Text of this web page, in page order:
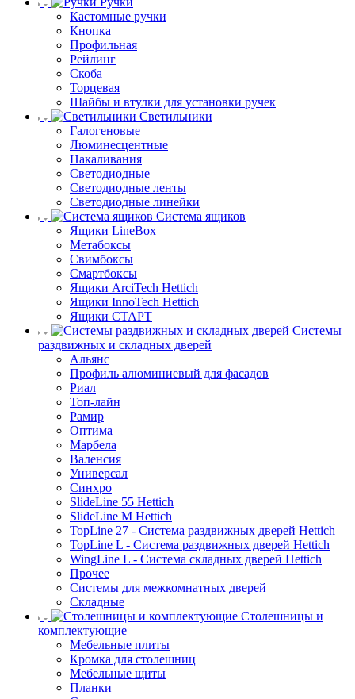
Кастомные ручки
Кнопка
Профильная
Рейлинг
Скоба
Торцевая
Шайбы и втулки для установки ручек
Светильники
Галогеновые
Люминесцентные
Накаливания
Светодиодные
Светодиодные ленты
Светодиодные линейки
Система ящиков
Ящики LineBox
Метабоксы
Свимбоксы
Смартбоксы
Ящики ArciTech Hettich
Ящики InnoTech Hettich
Ящики СТАРТ
Системы
раздвижных и складных дверей
Альянс
Профиль алюминиевый для фасадов
Риал
Топ-лайн
Рамир
Оптима
Марбела
Валенсия
Универсал
Синхро
SlideLine 55 Hettich
SlideLine M Hettich
TopLine 27 - Система раздвижных дверей Hettich
TopLine L - Система раздвижных дверей Hettich
WingLine L - Система складных дверей Hettich
Прочее
Системы для межкомнатных дверей
Складные
Столешницы и
комплектующие
Мебельные плиты
Кромка для столешниц
Мебельные щиты
Планки